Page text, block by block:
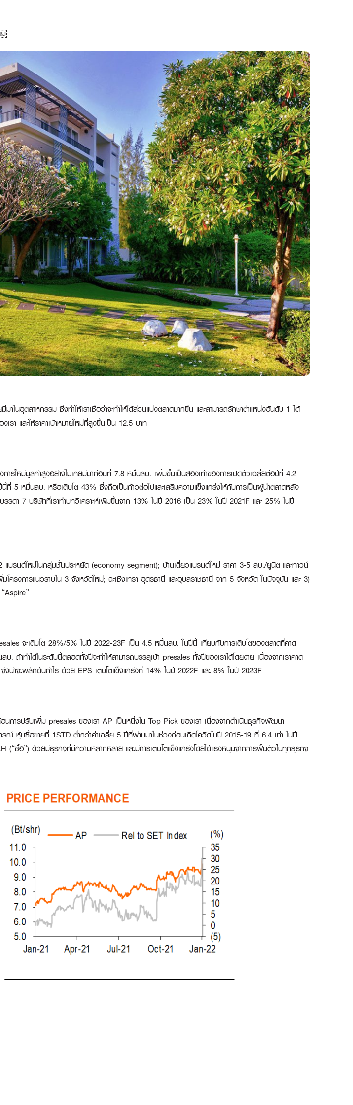
ในอุตสาหกรรม ซึ่งทำให้เราเชื่อว่าจะทำให้ได้ส่วนแบ่งตลาดมากขึ้น และสามารถรักษาตำแหน่งอันดับ 1 ได้
า และให้ราคาเป้าหมายใหม่ที่สูงขึ้นเป็น 12.5 บาท
ารใหม่มูลค่าสูงอย่างไม่เคยมีมาก่อนที่ 7.8 หมื่นลบ. เพิ่มขึ้นเป็นสองเท่าของการเปิดตัวเฉลี่ยต่อปีที่ 4.2
5 หมื่นลบ. หรือเติบโต 43% ซึ่งถือเป็นก้าวต่อไปและเสริมความแข็งแกร่งให้กับการเป็นผู้นำตลาดหลัง
ดา 7 บริษัทที่เราทำบทวิเคราะห์เพิ่มขึ้นจาก 13% ในปี 2016 เป็น 23% ในปี 2021F และ 25% ในปี
บรนด์ใหม่ในกลุ่มชั้นประหยัด (economy segment); บ้านเดี่ยวแบรนด์ใหม่ ราคา 3-5 ลบ./ยูนิต และทาวน์
รงการแนวราบใน 3 จังหวัดใหม่; ฉะเชิงเทรา อุดรธานี และอุบลราชธานี จาก 5 จังหวัด ในปัจจุบัน และ 3)
จะเติบโต 28%/5% ในปี 2022-23F เป็น 4.5 หมื่นลบ. ในปีนี้ เทียบกับการเติบโตของตลาดที่คาด
ได้ในระดับนี้ตลอดทั้งปีจะทำให้สามารถบรรลุเป้า presales ทั้งปีของเราได้โดยง่าย เนื่องจากเราคาด
าจะผลักดันกำไร ด้วย EPS เติบโตแข็งแกร่งที่ 14% ในปี 2022F และ 8% ในปี 2023F
นการปรับเพิ่ม presales ของเรา AP เป็นหนึ่งใน Top Pick ของเรา เนื่องจากดำเนินธุรกิจพัฒนา
ณ์ หุ้นซื้อขายที่ 1STD ต่ำกว่าค่าเฉลี่ย 5 ปีที่ผ่านมาในช่วงก่อนเกิดโควิดในปี 2015-19 ที่ 6.4 เท่า ในปี
อ”) ด้วยมีธุรกิจที่มีความหลากหลาย และมีการเติบโตแข็งแกร่งโดยได้แรงหนุนจากการฟื้นตัวในทุกธุรกิจ